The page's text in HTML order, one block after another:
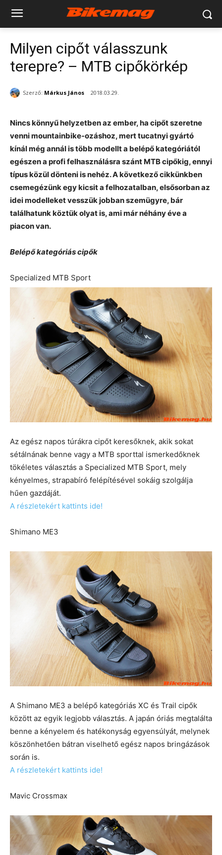
Milyen cipőt válasszunk
terepre? – MTB cipőkörkép
Szerző: Márkus János 2018.03.29.
Nincs könnyű helyzetben az ember, ha cipőt szeretne
venni mountainbike-ozáshoz, mert tucatnyi gyártó
kínál még annál is több modellt a belépő kategóriától
egészen a profi felhasználásra szánt MTB cipőkig, ennyi
típus közül dönteni is nehéz. A következő cikkünkben
csemegézünk egy kicsit a felhozatalban, elsősorban az
idei modelleket vesszük jobban szemügyre, bár
találhatunk köztük olyat is, ami már néhány éve a
piacon van.
Belépő kategóriás cipők
Specialized MTB Sport
Az egész napos túrákra cipőt keresőknek, akik sokat
sétálnának benne vagy a MTB sporttal ismerkedőknek
tökéletes választás a Specialized MTB Sport, mely
kényelmes, strapabíró felépítésével sokáig szolgálja
hűen gazdáját.
A részletekért kattints ide!
Shimano ME3
A Shimano ME3 a belépő kategóriás XC és Trail cipők
között az egyik legjobb választás. A japán óriás megtalálta
benne a kényelem és hatékonyság egyensúlyát, melynek
köszönhetően bátran viselhető egész napos bringázások
során is.
A részletekért kattints ide!
Mavic Crossmax